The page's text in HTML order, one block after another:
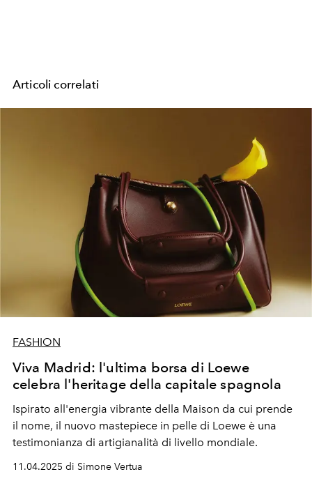
Articoli correlati
FASHION
Viva Madrid: l'ultima borsa di Loewe
celebra l'heritage della capitale spagnola
Ispirato all'energia vibrante della Maison da cui prende
il nome, il nuovo mastepiece in pelle di Loewe è una
testimonianza di artigianalità di livello mondiale.
11.04.2025 di Simone Vertua